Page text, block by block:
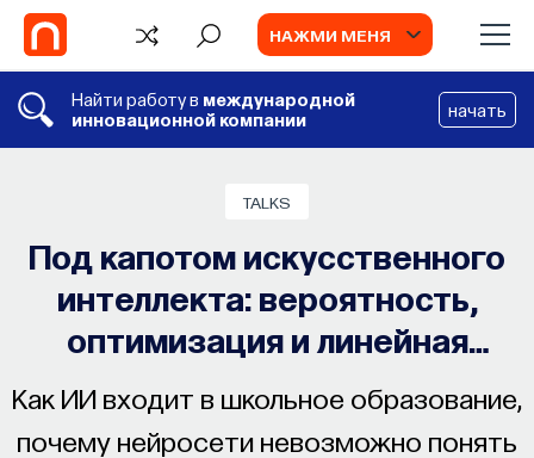
НАЖМИ МЕНЯ
Найти работу в международной
инновационной компании
начать
TALKS
Под капотом искусственного
интеллекта: вероятность,
оптимизация и линейная
Как ИИ входит в школьное образование,
почему нейросети невозможно понять